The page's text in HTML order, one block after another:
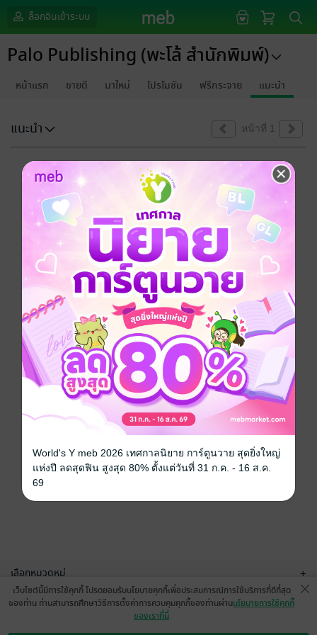
ล็อกอินเข้าระบบ
Palo Publishing (พะโล้ สำนักพิมพ์)
หน้าแรก ขายดี มาใหม่ โปรโมชัน ฟรีกระจาย แนะนำ
แนะนำ หน้าที่ 1
ขออภัยด้วยนะคะ
ไม่พบข้อมูลในหัวข้อที่คุณกำลังชมค่ะ
เลือกหมวดหมู่ +
บริการช่วยเหลือ
เว็บไซต์นี้มีการใช้คุกกี้ โปรดยอมรับนโยบายคุกกี้เพื่อประสบการณ์การใช้บริการที่ดีที่สุด
ของท่าน ท่านสามารถศึกษาวิธีการตั้งค่าการควบคุมคุกกี้ของท่านผ่านนโยบายการใช้คุกกี้
ของเราที่นี่
World's Y meb 2026 เทศกาลนิยาย การ์ตูนวาย สุดยิ่งใหญ่
แห่งปี ลดสุดฟิน สูงสุด 80% ตั้งแต่วันที่ 31 ก.ค. - 16 ส.ค.
69